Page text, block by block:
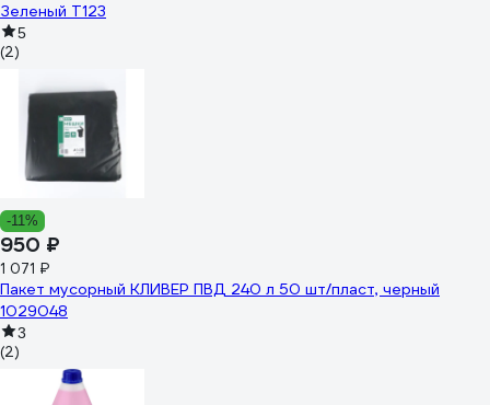
Зеленый T123
5
(2)
-11%
950 ₽
1 071 ₽
Пакет мусорный КЛИВЕР ПВД 240 л 50 шт/пласт, черный
1029048
3
(2)